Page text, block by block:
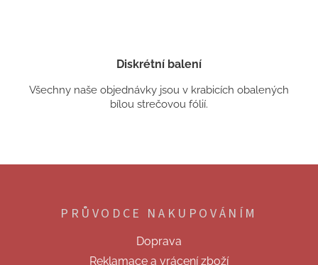
Diskrétní balení
Všechny naše objednávky jsou v krabicích obalených
bílou strečovou fólií.
PRŮVODCE NAKUPOVÁNÍM
Doprava
Reklamace a vrácení zboží